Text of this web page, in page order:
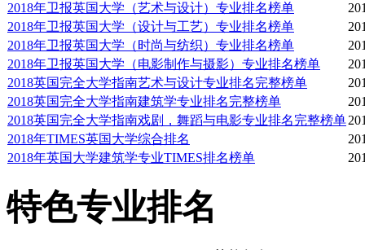
2018年卫报英国大学（艺术与设计）专业排名榜单
2018年卫报英国大学（设计与工艺）专业排名榜单
2018年卫报英国大学（时尚与纺织）专业排名榜单
2018年卫报英国大学（电影制作与摄影）专业排名榜单
2018英国完全大学指南艺术与设计专业排名完整榜单
2018英国完全大学指南建筑学专业排名完整榜单
2018英国完全大学指南戏剧，舞蹈与电影专业排名完整榜单
2018年TIMES英国大学综合排名
2018年英国大学建筑学专业TIMES排名榜单
特色专业排名